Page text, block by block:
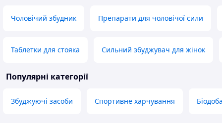
Чоловічий збудник Препарати для чоловічої сили
Таблетки для стояка Сильний збуджувач для жінок
Популярні категорії
Збуджуючі засоби Спортивне харчування